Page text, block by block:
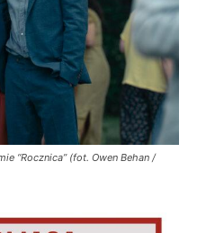
“Rocznica” (fot. Owen Behan /